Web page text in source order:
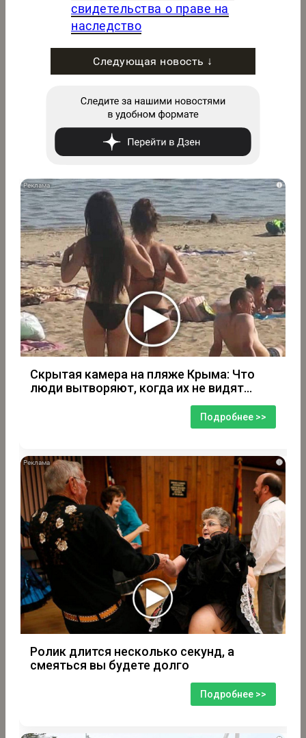
свидетельства о праве на
наследство
Следующая новость ↓
i
Скрытая камера на пляже Крыма: Что
люди вытворяют, когда их не видят...
Подробнее >>
i
Ролик длится несколько секунд, а
смеяться вы будете долго
Подробнее >>